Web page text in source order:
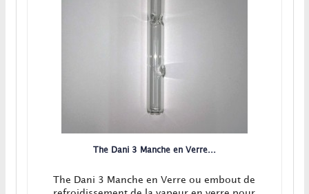
The Dani 3 Manche en Verre...
The Dani 3 Manche en Verre ou embout de